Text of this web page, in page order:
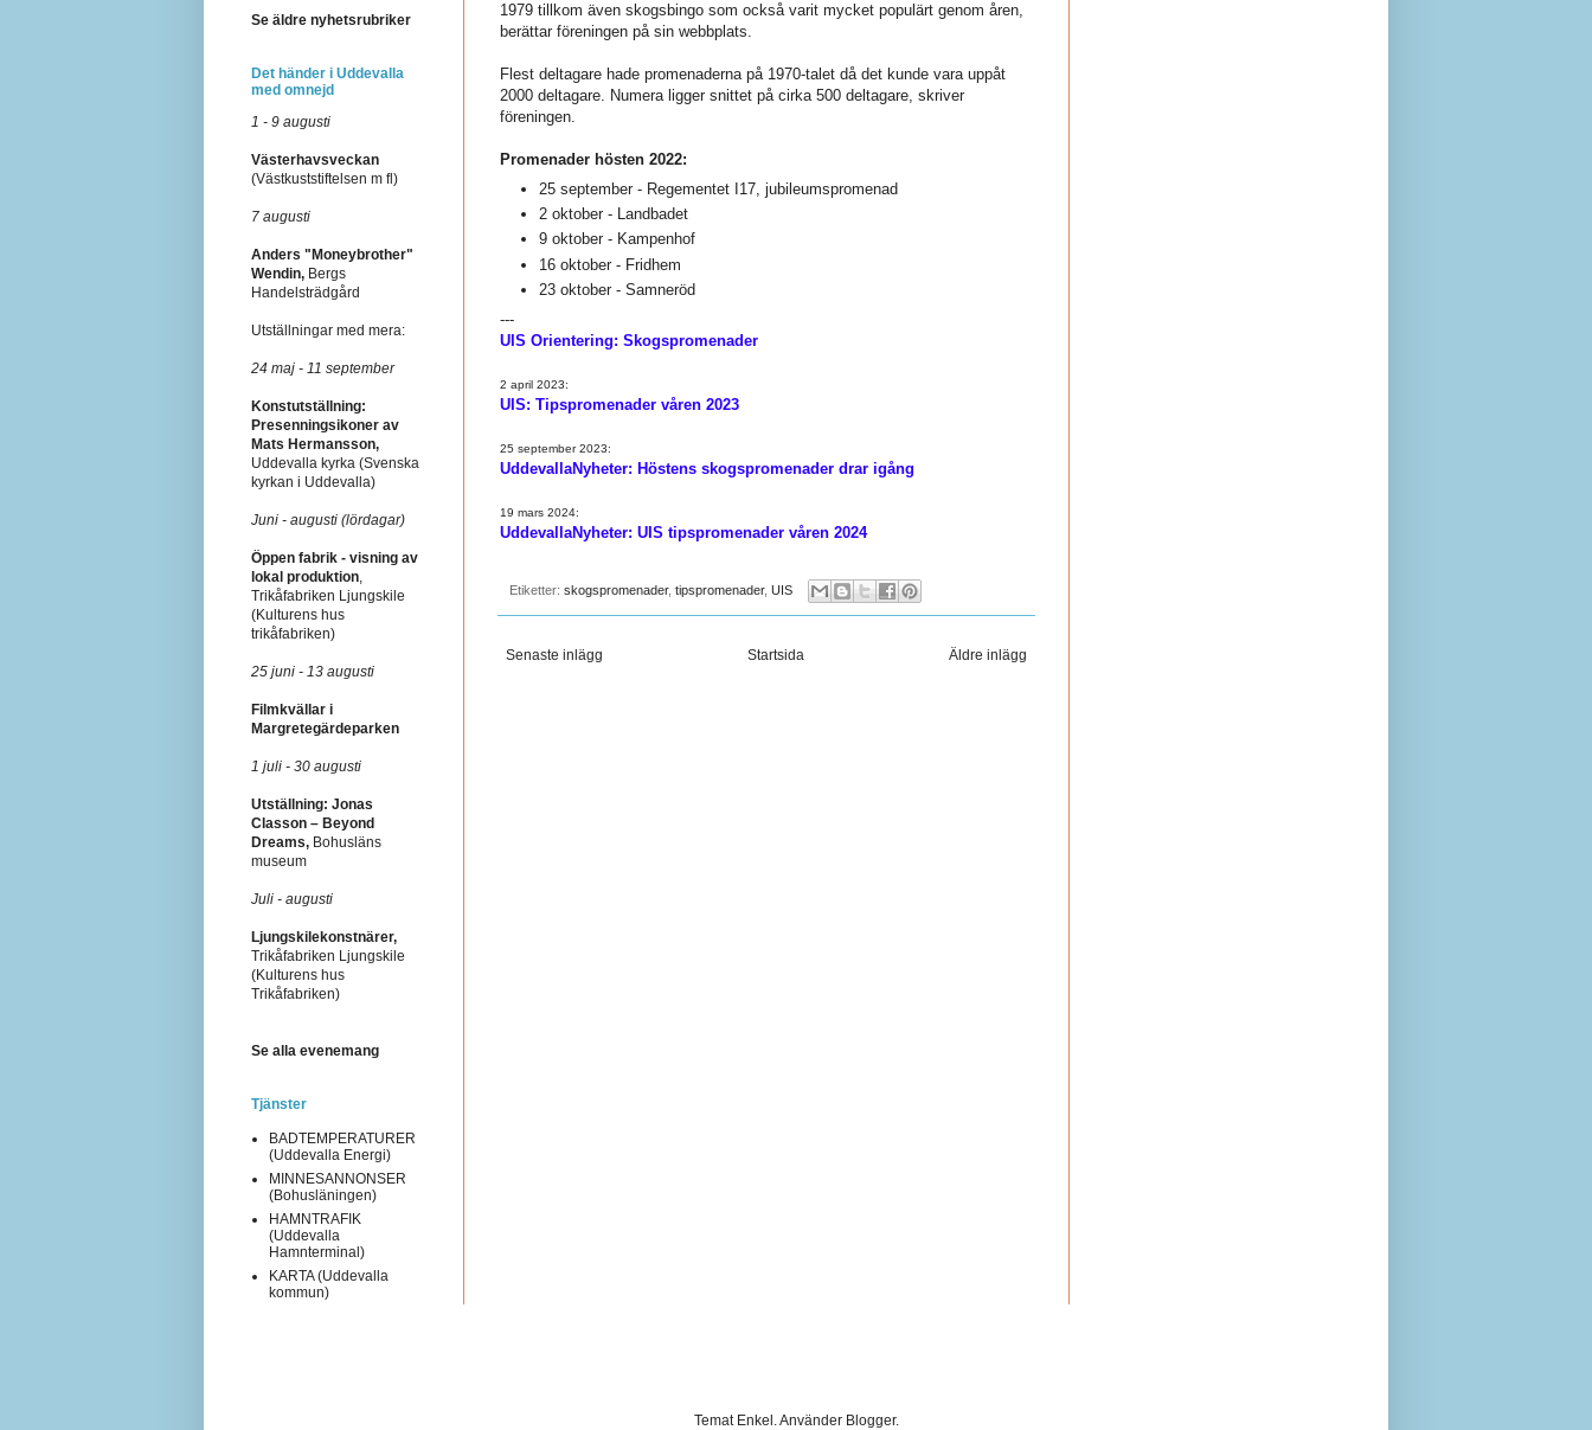
1979 tillkom även skogsbingo som också varit mycket populärt genom åren,
berättar föreningen på sin webbplats.
Flest deltagare hade promenaderna på 1970-talet då det kunde vara uppåt
2000 deltagare. Numera ligger snittet på cirka 500 deltagare, skriver
föreningen.
Promenader hösten 2022:
25 september - Regementet I17, jubileumspromenad
2 oktober - Landbadet
9 oktober - Kampenhof
16 oktober - Fridhem
23 oktober - Samneröd
---
UIS Orientering: Skogspromenader
2 april 2023:
UIS: Tipspromenader våren 2023
25 september 2023:
UddevallaNyheter: Höstens skogspromenader drar igång
19 mars 2024:
UddevallaNyheter: UIS tipspromenader våren 2024
Etiketter: skogspromenader, tipspromenader, UIS
Senaste inlägg Äldre inlägg
Startsida
Se äldre nyhetsrubriker
Det händer i Uddevalla
med omnejd
1 - 9 augusti
Västerhavsveckan
(Västkuststiftelsen m fl)
7 augusti
Anders "Moneybrother"
Wendin, Bergs
Handelsträdgård
Utställningar med mera:
24 maj - 11 september
Konstutställning:
Presenningsikoner av
Mats Hermansson,
Uddevalla kyrka (Svenska
kyrkan i Uddevalla)
Juni - augusti (lördagar)
Öppen fabrik - visning av
lokal produktion
Trikåfabriken Ljungskile
(Kulturens hus
trikåfabriken)
25 juni - 13 augusti
Filmkvällar i
Margretegärdeparken
1 juli - 30 augusti
Utställning: Jonas
Classon – Beyond
Dreams, Bohusläns
museum
Juli - augusti
Ljungskilekonstnärer,
Trikåfabriken Ljungskile
(Kulturens hus
Trikåfabriken)
Se alla evenemang
Tjänster
BADTEMPERATURER
(Uddevalla Energi)
MINNESANNONSER
(Bohusläningen)
HAMNTRAFIK
(Uddevalla
Hamnterminal)
KARTA (Uddevalla
kommun)
Temat Enkel. Använder Blogger.